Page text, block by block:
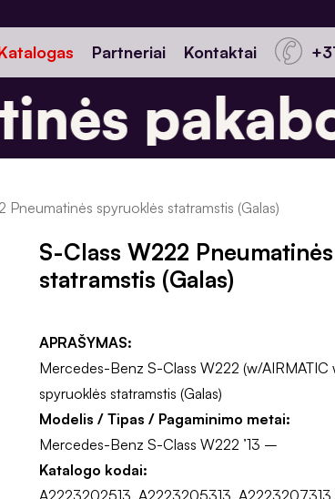
Partneriai Kontaktai
Pneumatinės spyruoklės statramstis (Galas)
S-Class W222
statramstis (Galas)
APRAŠYMAS:
Mercedes-Benz S-Class W222 (w/AIRMATIC
spyruoklės statramstis (Galas)
Modelis / Tipas / Pagaminimo metai:
Mercedes-Benz S-Class W222 ’13 –
Katalogo kodai:
A2223202513, A2223205313, A2223207313,